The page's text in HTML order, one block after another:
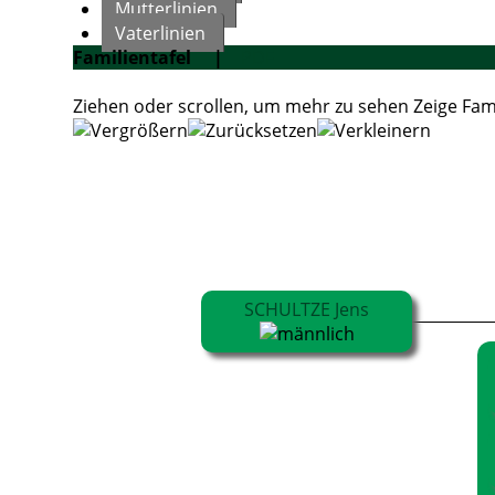
Mutterlinien
Vaterlinien
Familientafel|
Ziehen oder scrollen, um mehr zu sehen Zeige
SCHULTZE Jens